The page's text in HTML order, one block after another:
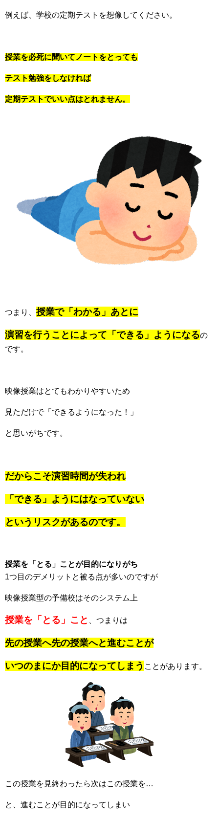
例えば、学校の定期テストを想像してください。
授業を必死に聞いてノートをとっても
テスト勉強をしなければ
定期テストでいい点はとれません。
つまり、 授業で「わかる」あとに
演習を行うことによって「できる」ようになるの
です。
映像授業はとてもわかりやすいため
見ただけで「できるようになった！」
と思いがちです。
だからこそ演習時間が失われ
「できる」ようにはなっていない
というリスクがあるのです。
授業を「とる」ことが目的になりがち
1つ目のデメリットと被る点が多いのですが
映像授業型の予備校はそのシステム上
授業を「とる」こと 、つまりは
先の授業へ先の授業へと進むことが
いつのまにか目的になってしまう ことがあります。
この授業を見終わったら次はこの授業を…
と、進むことが目的になってしまい